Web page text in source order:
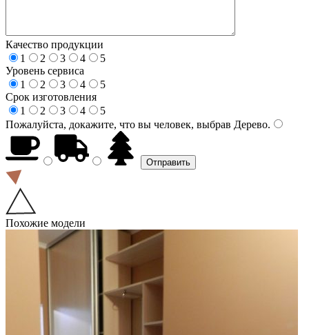
Качество продукции
1
2 3 4
5
Уровень сервиса
1
2 3 4
5
Срок изготовления
1
2 3 4
5
Пожалуйста, докажите, что вы человек, выбрав Дерево.
Похожие модели